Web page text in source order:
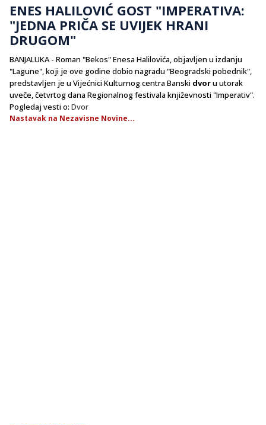
ENES HALILOVIĆ GOST "IMPERATIVA:
"JEDNA PRIČA SE UVIJEK HRANI
DRUGOM"
BANJALUKA - Roman "Bekos" Enesa Halilovića, objavljen u izdanju
"Lagune", koji je ove godine dobio nagradu "Beogradski pobednik",
predstavljen je u Vijećnici Kulturnog centra Banski dvoru utorak
uveče, četvrtog dana Regionalnog festivala književnosti "Imperativ".
Pogledaj vesti o: Dvor
Nastavak na Nezavisne Novine...